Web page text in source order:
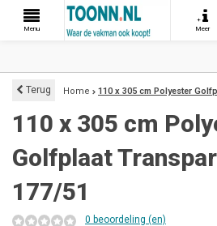
Menu
+
Meer
Terug Home 110 x 305 cm Polyester
110 x 305 cm
Golfplaat
177/51
0 beoordeling (en)